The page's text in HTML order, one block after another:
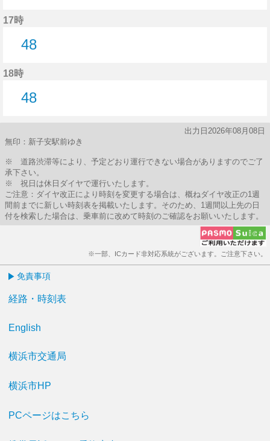
17時
48
18時
48
出力日2026年08月08日
無印：新子安駅前ゆき
※ 道路渋滞等により、予定どおり運行できない場合がありますのでご了
承下さい。
※ 祝日は休日ダイヤで運行いたします。
ご注意：ダイヤ改正により時刻を変更する場合は、概ねダイヤ改正の1週
間前までに新しい時刻表を掲載いたします。そのため、1週間以上先の日
付を検索した場合は、乗車前に改めて時刻のご確認をお願いいたします。
※一部、ICカード非対応系統がございます。ご注意下さい。
免責事項
経路・時刻表
English
横浜市交通局
横浜市HP
PCページはこちら